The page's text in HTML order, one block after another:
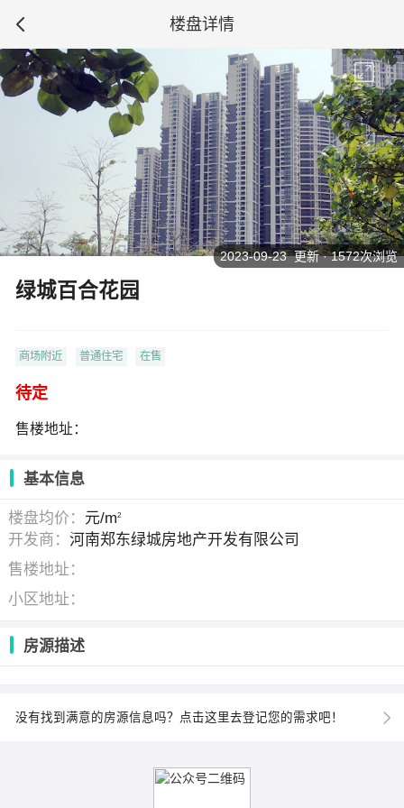
楼盘详情
绿城百合花园
商场附近 普通住宅 在售
待定
售楼地址：
2023-09-23 更新 · 1572次浏览
基本信息
楼盘均价： 元/m2
开发商：河南郑东绿城房地产开发有限公司
售楼地址：
小区地址：
房源描述
没有找到满意的房源信息吗？点击这里去登记您的需求吧！